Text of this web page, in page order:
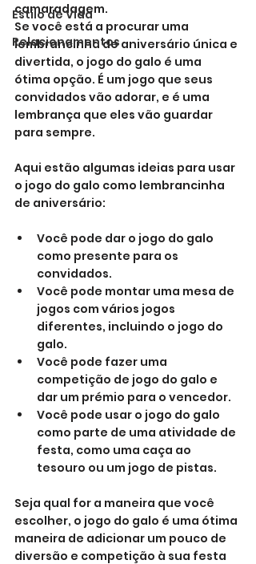
Estilo de Vida
Relacionamentos
camaradagem.
Se você está a procurar uma
lembrancinha de aniversário única e
divertida, o jogo do galo é uma
ótima opção. É um jogo que seus
convidados vão adorar, e é uma
lembrança que eles vão guardar
para sempre.
Aqui estão algumas ideias para usar
o jogo do galo como lembrancinha
de aniversário:
Você pode dar o jogo do galo
como presente para os
convidados.
Você pode montar uma mesa de
jogos com vários jogos
diferentes, incluindo o jogo do
galo.
Você pode fazer uma
competição de jogo do galo e
dar um prémio para o vencedor.
Você pode usar o jogo do galo
como parte de uma atividade de
festa, como uma caça ao
tesouro ou um jogo de pistas.
Seja qual for a maneira que você
escolher, o jogo do galo é uma ótima
maneira de adicionar um pouco de
diversão e competição à sua festa